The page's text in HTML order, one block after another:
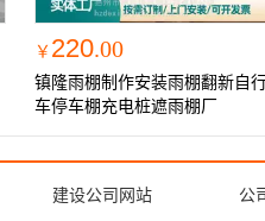
￥ 220.00
镇隆雨棚制作安装雨棚翻新自
车停车棚充电桩遮雨棚厂
建设公司网站 公